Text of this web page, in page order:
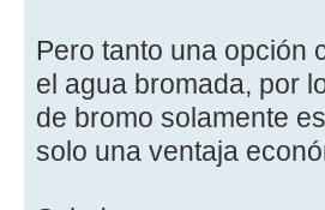
Pero tanto una opción
el agua bromada, por
de bromo solamente
solo una ventaja